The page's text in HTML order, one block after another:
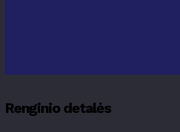
Renginio detalės